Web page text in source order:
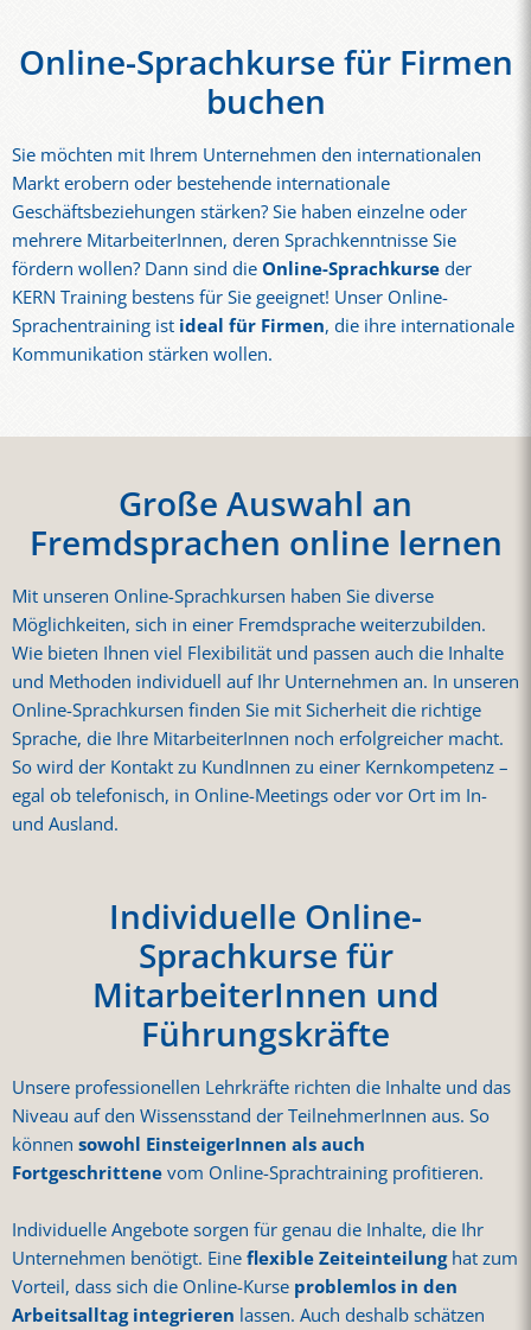
Online-Sprachkurse für Firmen
buchen
Sie möchten mit Ihrem Unternehmen den internationalen
Markt erobern oder bestehende internationale
Geschäftsbeziehungen stärken? Sie haben einzelne oder
mehrere MitarbeiterInnen, deren Sprachkenntnisse Sie
fördern wollen? Dann sind dieOnline-Sprachkurseder
KERN Training bestens für Sie geeignet! Unser Online-
Sprachentraining ist ideal für Firmen, die ihre internationale
Kommunikation stärken wollen.
Große Auswahl an
Fremdsprachen online lernen
Mit unseren Online-Sprachkursen haben Sie diverse
Möglichkeiten, sich in einer Fremdsprache weiterzubilden.
Wie bieten Ihnen viel Flexibilität und passen auch die Inhalte
und Methoden individuell auf Ihr Unternehmen an. In unseren
Online-Sprachkursen finden Sie mit Sicherheit die richtige
Sprache, die Ihre MitarbeiterInnen noch erfolgreicher macht.
So wird der Kontakt zu KundInnen zu einer Kernkompetenz –
egal ob telefonisch, in Online-Meetings oder vor Ort im In-
und Ausland.
Individuelle Online-
Sprachkurse für
MitarbeiterInnen und
Führungskräfte
Unsere professionellen Lehrkräfte richten die Inhalte und das
Niveau auf den Wissensstand der TeilnehmerInnen aus. So
können sowohl EinsteigerInnen als auch
Fortgeschrittenevom Online-Sprachtraining profitieren.
Individuelle Angebote sorgen für genau die Inhalte, die Ihr
Unternehmen benötigt. Eineflexible Zeiteinteilunghat zum
Vorteil, dass sich die Online-Kurse problemlos in den
Arbeitsalltag integrieren lassen. Auch deshalb schätzen